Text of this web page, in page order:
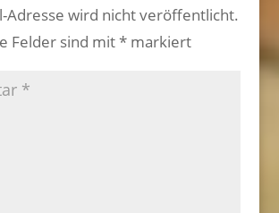
Adresse wird nicht veröffentlicht.
Felder sind mit*markiert